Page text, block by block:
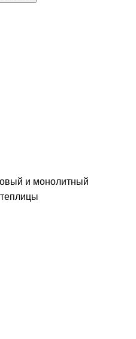
и монолитный
теплицы